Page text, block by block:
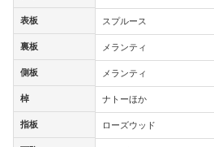
表板
裏板
側板
棹
指板
表板 スプルース
裏板 メランティ
側板 メランティ
棹 ナトーほか
指板 ローズウッド